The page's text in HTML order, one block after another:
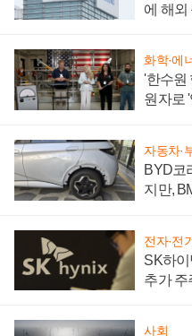
에 해외
화학·에
'한수원
원자로
자동차·
BYD코
지만,
전자·전
SK하
추가 주
사회